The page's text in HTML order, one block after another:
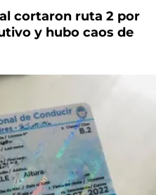
cortaron ruta 2 por
y hubo caos de